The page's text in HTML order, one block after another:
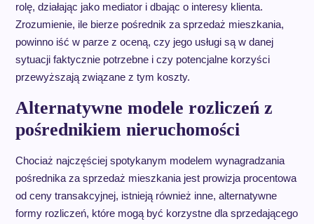
rolę, działając jako mediator i dbając o interesy klienta.
Zrozumienie, ile bierze pośrednik za sprzedaż mieszkania,
powinno iść w parze z oceną, czy jego usługi są w danej
sytuacji faktycznie potrzebne i czy potencjalne korzyści
przewyższają związane z tym koszty.
Alternatywne modele rozliczeń z
pośrednikiem nieruchomości
Chociaż najczęściej spotykanym modelem wynagradzania
pośrednika za sprzedaż mieszkania jest prowizja procentowa
od ceny transakcyjnej, istnieją również inne, alternatywne
formy rozliczeń, które mogą być korzystne dla sprzedającego